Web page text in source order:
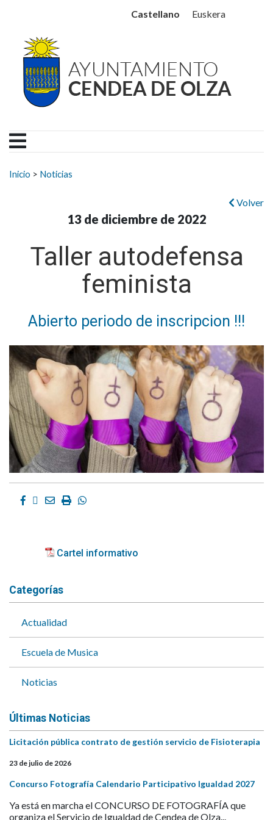
Ayuntamiento Cendea
Castellano Euskera
Buscar:
Inicio > Noticias
Volver
13 de diciembre de 2022
Taller autodefensa
feminista
Abierto periodo de inscripcion !!!
Facebook
Twitter
EmailImprimirWhatsapp
Cartel informativo
Categorías
Actualidad
Escuela de Musica
Noticias
Últimas Noticias
Licitación pública contrato de gestión servicio de Fisioterapia
23 de julio de 2026
Concurso Fotografía Calendario Participativo Igualdad 2027
Ya está en marcha el CONCURSO DE FOTOGRAFÍA que
organiza el Servicio de Igualdad de Cendea de Olza...